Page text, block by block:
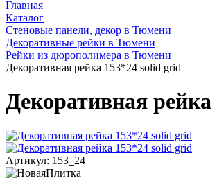
Главная
Каталог
Стеновые панели, декор в Тюмени
Декоративные рейки в Тюмени
Рейки из дюрополимера в Тюмени
Декоративная рейка 153*24 solid grid
Декоративная
Артикул: 153_24